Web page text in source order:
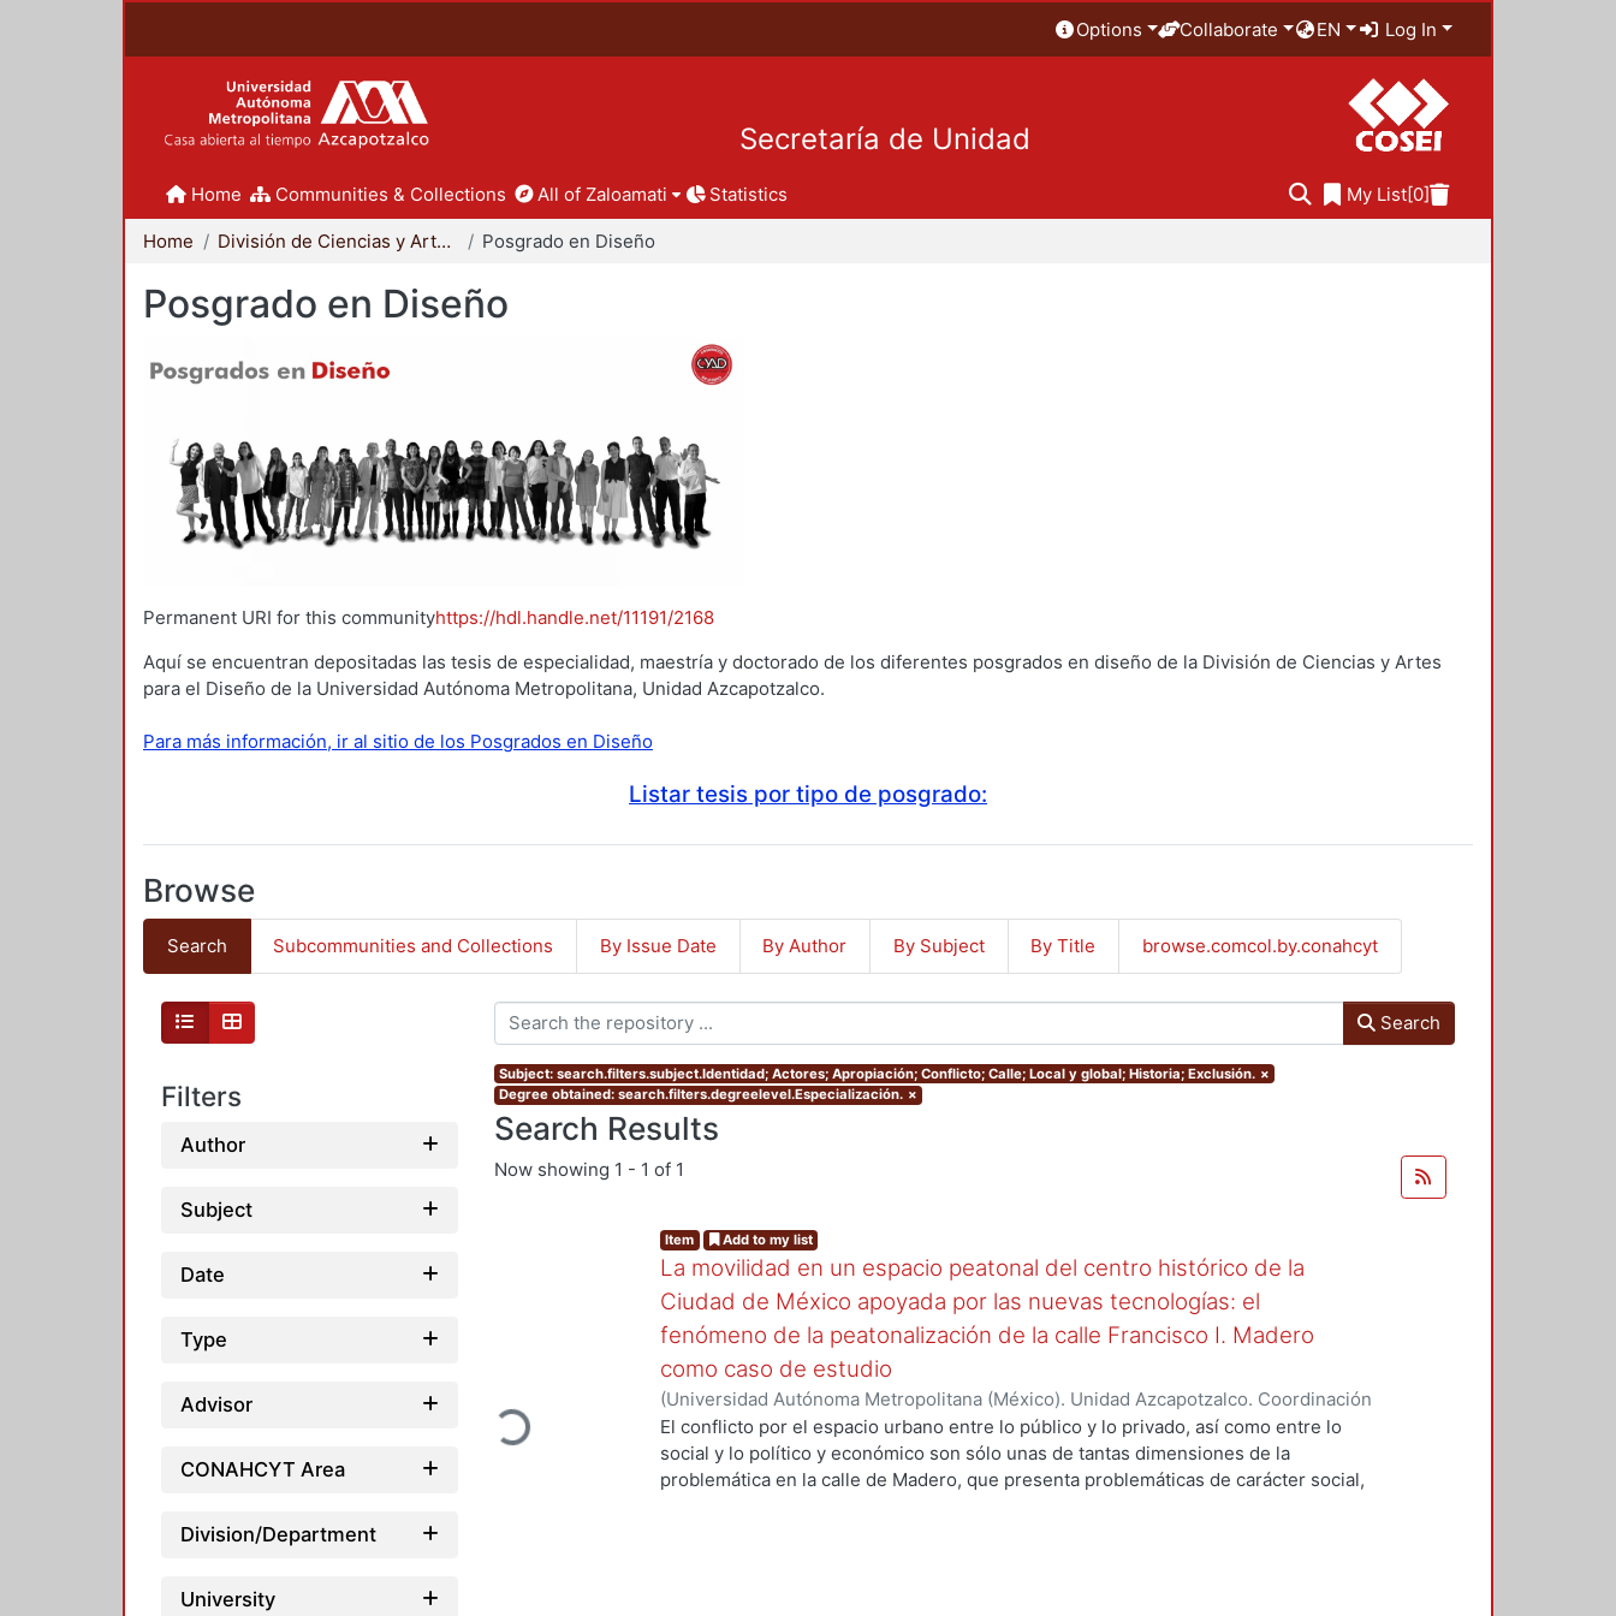
Options Collaborate EN Log In
Secretaría de Unidad
Home Communities & Collections All of Zaloamati Statistics My List[0]
Home División de Ciencias y Artes para el Diseño Posgrado en Diseño
Posgrado en Diseño
Permanent URI for this communityhttps://hdl.handle.net/11191/2168
Aquí se encuentran depositadas las tesis de especialidad, maestría y doctorado de los diferentes posgrados en diseño de la División de Ciencias y Artes
para el Diseño de la Universidad Autónoma Metropolitana, Unidad Azcapotzalco.
Para más información, ir al sitio de los Posgrados en Diseño
Listar tesis por tipo de posgrado:
Browse
Search Subcommunities and Collections By Issue Date By Author By Subject By Title browse.comcol.by.conahcyt
Filters
Author
Subject
Date
Type
Advisor
CONAHCYT Area
Division/Department
University
Search
Subject: search.filters.subject.Identidad; Actores; Apropiación; Conflicto; Calle; Local y global; Historia; Exclusión. ×
Degree obtained: search.filters.degreelevel.Especialización. ×
Search Results
Now showing 1 - 1 of 1
Loading...
Item Add to my list
La movilidad en un espacio peatonal del centro histórico de la
Ciudad de México apoyada por las nuevas tecnologías: el
fenómeno de la peatonalización de la calle Francisco I. Madero
como caso de estudio
(Universidad Autónoma Metropolitana (México). Unidad Azcapotzalco. Coordinación
de Servicios de Información.,2015-09) Camargo Fernández, Efrén Marcos Antonio
El conflicto por el espacio urbano entre lo público y lo privado, así como entre lo
social y lo político y económico son sólo unas de tantas dimensiones de la
problemática en la calle de Madero, que presenta problemáticas de carácter social,